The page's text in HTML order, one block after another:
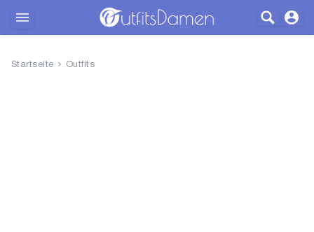
Startseite Outfits